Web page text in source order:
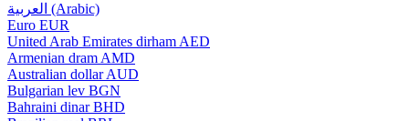
العربية (Arabic)
Euro EUR
United Arab Emirates dirham AED
Armenian dram AMD
Australian dollar AUD
Bulgarian lev BGN
Bahraini dinar BHD